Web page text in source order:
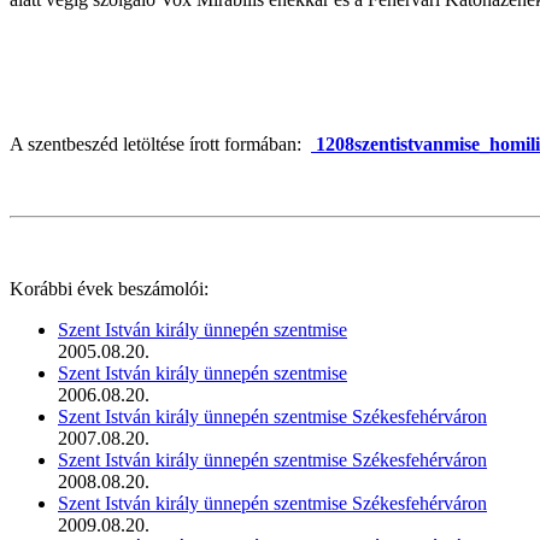
A szentbeszéd letöltése írott formában:
Korábbi évek beszámolói:
Szent István király ünnepén szentmise
2005.08.20.
Szent István király ünnepén szentmise
2006.08.20.
Szent István király ünnepén szentmise Székesfehérváron
2007.08.20.
Szent István király ünnepén szentmise Székesfehérváron
2008.08.20.
Szent István király ünnepén szentmise Székesfehérváron
2009.08.20.